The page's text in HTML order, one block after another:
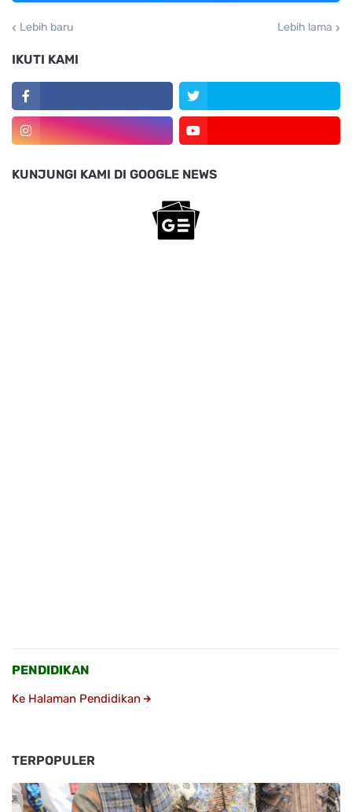
Lebih baru Lebih lama
IKUTI KAMI
KUNJUNGI KAMI DI GOOGLE NEWS
PENDIDIKAN
Ke Halaman Pendidikan
TERPOPULER